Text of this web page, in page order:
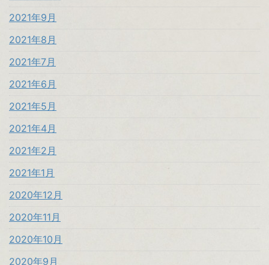
2021年9月
2021年8月
2021年7月
2021年6月
2021年5月
2021年4月
2021年2月
2021年1月
2020年12月
2020年11月
2020年10月
2020年9月